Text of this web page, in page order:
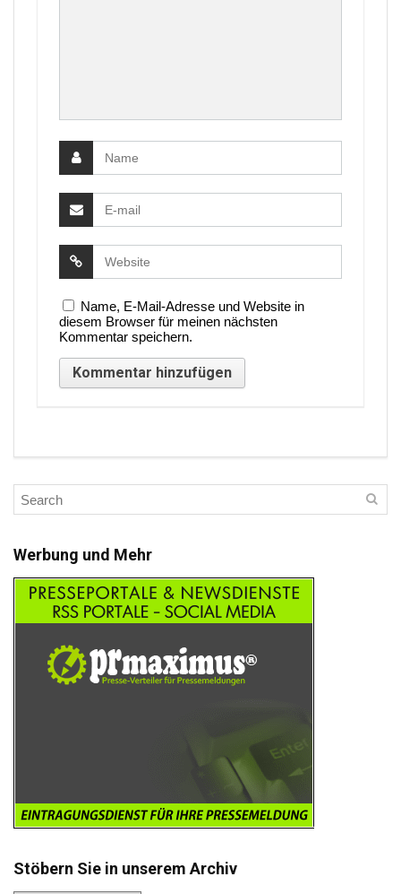
Name, E-Mail-Adresse und Website in
diesem Browser für meinen nächsten
Kommentar speichern.
Werbung und Mehr
Stöbern Sie in unserem Archiv